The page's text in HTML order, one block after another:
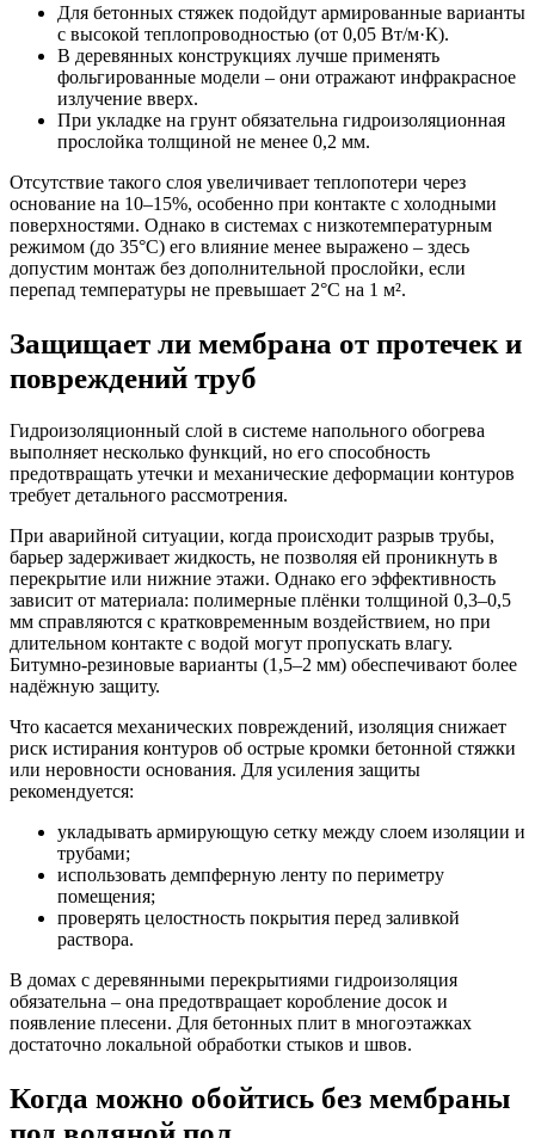
Для бетонных стяжек подойдут армированные варианты
с высокой теплопроводностью (от 0,05 Вт/м·К).
В деревянных конструкциях лучше применять
фольгированные модели – они отражают инфракрасное
излучение вверх.
При укладке на грунт обязательна гидроизоляционная
прослойка толщиной не менее 0,2 мм.
Отсутствие такого слоя увеличивает теплопотери через
основание на 10–15%, особенно при контакте с холодными
поверхностями. Однако в системах с низкотемпературным
режимом (до 35°C) его влияние менее выражено – здесь
допустим монтаж без дополнительной прослойки, если
перепад температуры не превышает 2°C на 1 м².
Защищает ли мембрана от протечек и
повреждений труб
Гидроизоляционный слой в системе напольного обогрева
выполняет несколько функций, но его способность
предотвращать утечки и механические деформации контуров
требует детального рассмотрения.
При аварийной ситуации, когда происходит разрыв трубы,
барьер задерживает жидкость, не позволяя ей проникнуть в
перекрытие или нижние этажи. Однако его эффективность
зависит от материала: полимерные плёнки толщиной 0,3–0,5
мм справляются с кратковременным воздействием, но при
длительном контакте с водой могут пропускать влагу.
Битумно-резиновые варианты (1,5–2 мм) обеспечивают более
надёжную защиту.
Что касается механических повреждений, изоляция снижает
риск истирания контуров об острые кромки бетонной стяжки
или неровности основания. Для усиления защиты
рекомендуется:
укладывать армирующую сетку между слоем изоляции и
трубами;
использовать демпферную ленту по периметру
помещения;
проверять целостность покрытия перед заливкой
раствора.
В домах с деревянными перекрытиями гидроизоляция
обязательна – она предотвращает коробление досок и
появление плесени. Для бетонных плит в многоэтажках
достаточно локальной обработки стыков и швов.
Когда можно обойтись без мембраны